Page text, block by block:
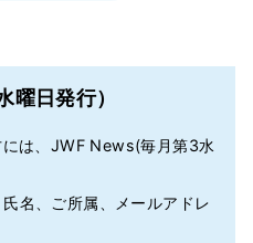
日発行）
は、JWF News(毎月第3水
名、ご所属、メールアドレ